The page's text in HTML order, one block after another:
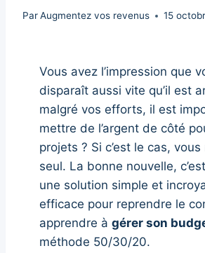
ParAugmentez vos revenus 15
Vous avez l’impression que
disparaît aussi vite qu’il est
malgré vos efforts, il est
mettre de l’argent de côté
projets ? Si c’est le cas, vous
seul. La bonne nouvelle,
une solution simple et
efficace pour reprendre le
apprendre à gérer son
méthode 50/30/20.